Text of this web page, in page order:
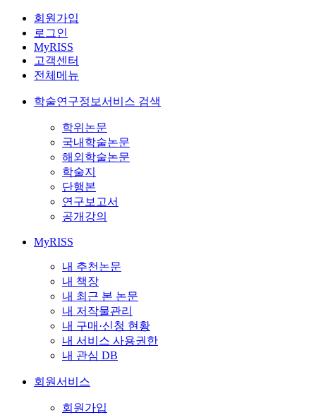
회원가입
로그인
MyRISS
고객센터
전체메뉴
학술연구정보서비스 검색
학위논문
국내학술논문
해외학술논문
학술지
단행본
연구보고서
공개강의
MyRISS
내 추천논문
내 책장
내 최근 본 논문
내 저작물관리
내 구매·신청 현황
내 서비스 사용권한
내 관심 DB
회원서비스
회원가입